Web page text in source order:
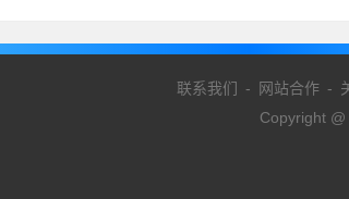
联系我们 - 网站合作-
Copyright